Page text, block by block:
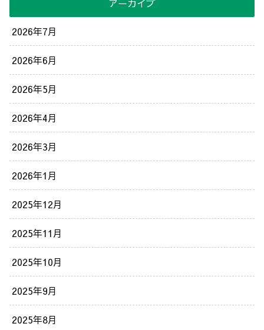
アーカイブ
2026年7月
2026年6月
2026年5月
2026年4月
2026年3月
2026年1月
2025年12月
2025年11月
2025年10月
2025年9月
2025年8月